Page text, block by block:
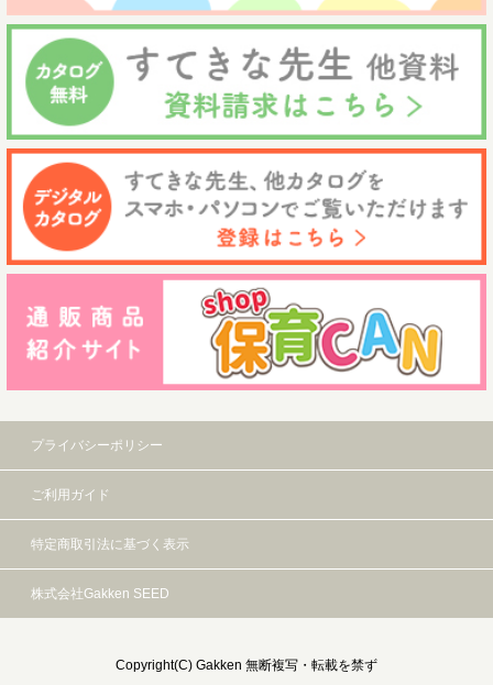
プライバシーポリシー
ご利用ガイド
特定商取引法に基づく表示
株式会社Gakken SEED
Copyright(C) Gakken 無断複写・転載を禁ず